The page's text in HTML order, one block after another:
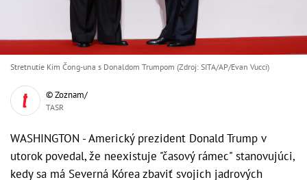
Stretnutie Kim Čong-una s Donaldom Trumpom (Zdroj: SITA/AP/Evan Vucci)
© Zoznam/
TASR
WASHINGTON - Americký prezident Donald Trump v
utorok povedal, že neexistuje "časový rámec" stanovujúci,
kedy sa má Severná Kórea zbaviť svojich jadrových